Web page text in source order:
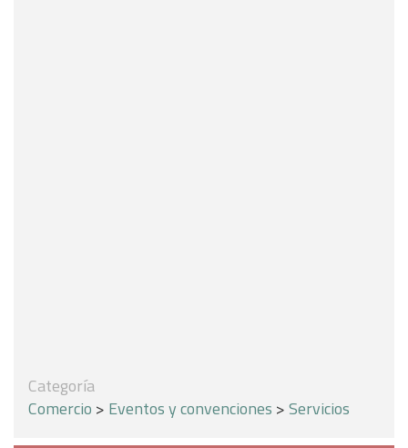
Categoría
Comercio > Eventos y convenciones >Servicios